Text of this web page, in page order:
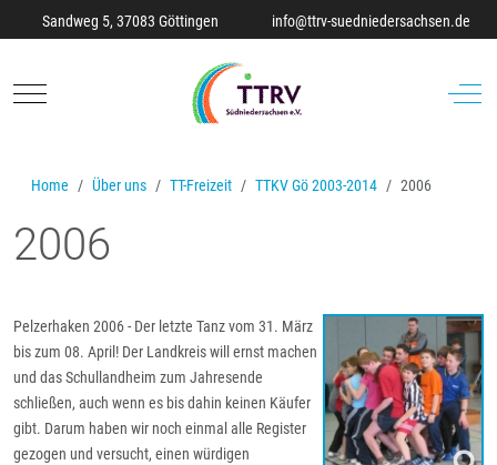
Sandweg 5, 37083 Göttingen info@ttrv-suedniedersachsen.de
Mobile Menu Toggle Off-
Home Über uns TT-Freizeit TTKV Gö 2003-2014 2006
2006
Pelzerhaken 2006 - Der letzte Tanz vom 31. März
bis zum 08. April! Der Landkreis will ernst machen
und das Schullandheim zum Jahresende
schließen, auch wenn es bis dahin keinen Käufer
gibt. Darum haben wir noch einmal alle Register
gezogen und versucht, einen würdigen